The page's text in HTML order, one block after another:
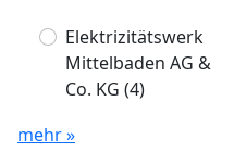
Elektrizitätswerk
Mittelbaden AG &
Co. KG (4)
mehr »